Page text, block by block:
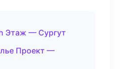
Этаж — Сургут
Проект —